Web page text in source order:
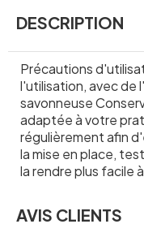
DESCRIPTION
Précautions
l'utilisation, avec de
savonneuse
adaptée à votre
régulièrement afin
la mise en place,
la rendre plus facile
AVIS CLIENTS